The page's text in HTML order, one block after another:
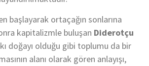
başlayarak ortaçağın sonlarına
kapitalizmle buluşan Diderotçu
doğayı olduğu gibi toplumu da bir
alanı olarak gören anlayışı,